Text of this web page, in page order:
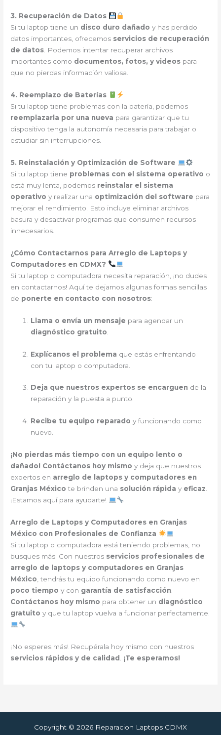
3. Recuperación de Datos
Si tu laptop tiene un disco duro dañado y has perdido
datos importantes, ofrecemos servicios de recuperación
de datos . Podemos intentar recuperar archivos
importantes como documentos, fotos, y videos para
que no pierdas información valiosa.
4. Reemplazo de Baterías
Si tu laptop tiene problemas con la batería, podemos
reemplazarla por una nueva para garantizar que tu
dispositivo tenga la autonomía necesaria para trabajar o
estudiar sin interrupciones.
5. Reinstalación y Optimización de Software
Si tu laptop tiene problemas con el sistema operativo o
está muy lenta, podemos reinstalar el sistema
operativo y realizar una optimización del software para
mejorar el rendimiento. Esto incluye eliminar archivos
basura y desactivar programas que consumen recursos
innecesarios.
¿Cómo Contactarnos para Arreglo de Laptops y
Computadores en CDMX?
Si tu laptop o computadora necesita reparación, ¡no dudes
en contactarnos! Aquí te dejamos algunas formas sencillas
de ponerte en contacto con nosotros:
Llama o envía un mensaje para agendar un
diagnóstico gratuito
Explícanos el problema que estás enfrentando
con tu laptop o computadora.
Deja que nuestros expertos se encarguen de la
reparación y la puesta a punto.
Recibe tu equipo reparado y funcionando como
nuevo.
¡No pierdas más tiempo con un equipo lento o
dañado! Contáctanos hoy mismo y deja que nuestros
expertos en arreglo de laptops y computadores en
Granjas México te brinden una solución rápida y eficaz
¡Estamos aquí para ayudarte!
Arreglo de Laptops y Computadores en Granjas
México con Profesionales de Confianza
Si tu laptop o computadora está teniendo problemas, no
busques más. Con nuestros servicios profesionales de
arreglo de laptops y computadores en Granjas
México , tendrás tu equipo funcionando como nuevo en
poco tiempo y con garantía de satisfacción
Contáctanos hoy mismo para obtener un diagnóstico
gratuito y que tu laptop vuelva a funcionar perfectamente.
¡No esperes más! Recupérala hoy mismo con nuestros
servicios rápidos y de calidad
¡Te esperamos!
Copyright © 2026 Reparacion Laptops CDMX